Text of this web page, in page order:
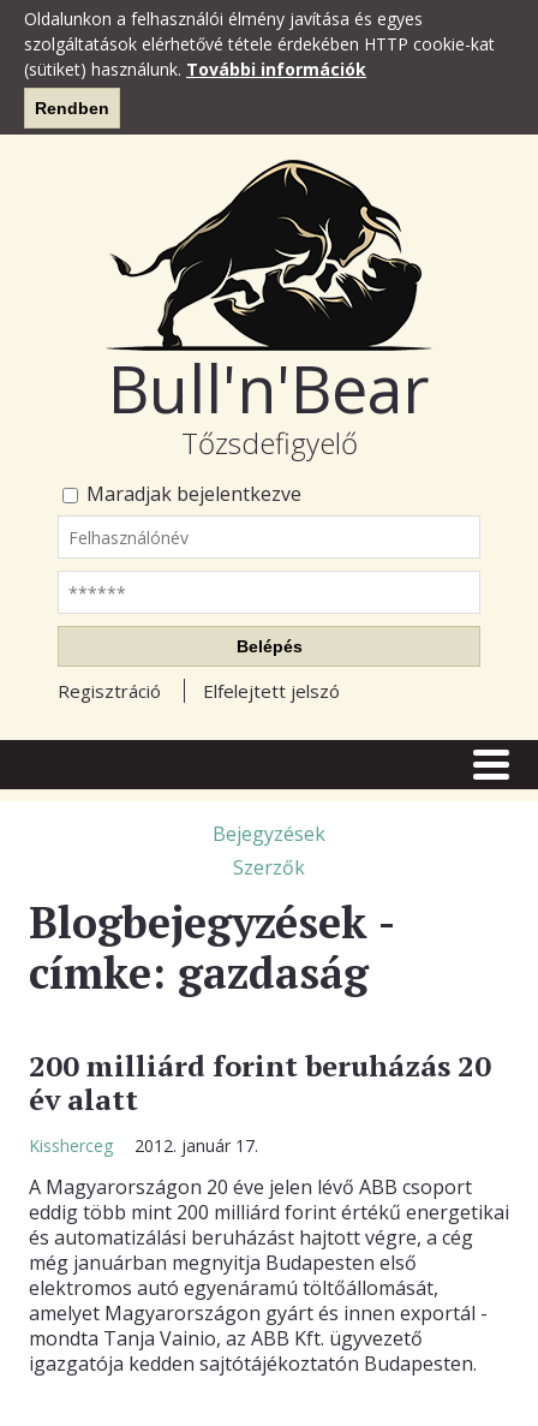
Oldalunkon a felhasználói élmény javítása és egyes
szolgáltatások elérhetővé tétele érdekében HTTP cookie-kat
(sütiket) használunk. További információk
Rendben
Bull'n'Bear
Tőzsdefigyelő
Maradjak bejelentkezve
Felhasználónév
Jelszó
Belépés
Regisztráció Elfelejtett jelszó
TUDÁSTÁR
RSS OLVASÓ
ELŐFIZETÉS
Bejegyzések
Szerzők
Blogbejegyzések -
címke: gazdaság
200 milliárd forint beruházás 20
év alatt
Kissherceg 2012. január 17.
A Magyarországon 20 éve jelen lévő ABB csoport
eddig több mint 200 milliárd forint értékű energetikai
és automatizálási beruházást hajtott végre, a cég
még januárban megnyitja Budapesten első
elektromos autó egyenáramú töltőállomását,
amelyet Magyarországon gyárt és innen exportál -
mondta Tanja Vainio, az ABB Kft. ügyvezető
igazgatója kedden sajtótájékoztatón Budapesten.